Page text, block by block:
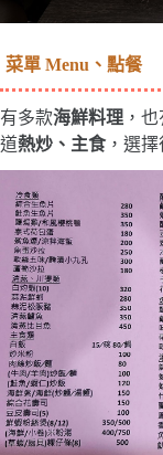
菜單 Menu、點餐
有多款海鮮料理 ，
道熱炒、主食，選擇